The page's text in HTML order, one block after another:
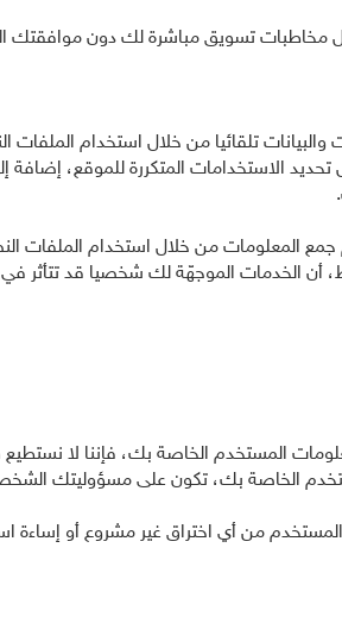
مخاطبات تسويق مباشرة لك دون موافقتك
تلقائيا من خلال استخدام الملفات
الاستخدامات المتكررة للموقع، إضافة
من خلال استخدام الملفات
الخدمات الموجهّة لك شخصيا قد تتأثر في
معلومات المستخدم الخاصة بك، فإننا لا
الخاصة بك، تكون على مسؤوليتك
من أي اختراق غير مشروع أو إساءة